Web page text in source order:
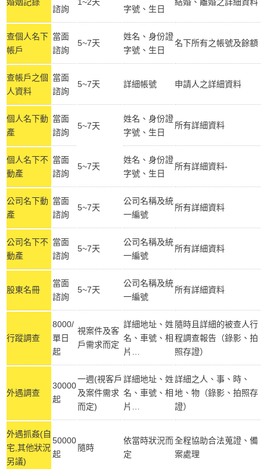
諮詢
字號、生日
查個人名下
帳戶
當面
諮詢
5~7天
姓名、身份證
字號、生日
名下所有之帳號及餘額
查帳戶之個
人資料
當面
諮詢
5~7天 詳細帳號 申請人之詳細資料
個人名下動
產
當面
諮詢
5~7天
姓名、身份證
字號、生日
所有詳細資料
個人名下不
動產
當面
諮詢
5~7天
姓名、身份證
字號、生日
所有詳細資料-
公司名下動
產
當面
諮詢
5~7天
公司名稱及統
一編號
所有詳細資料
公司名下不
動產
當面
諮詢
5~7天
公司名稱及統
一編號
所有詳細資料
股東名冊
當面
諮詢
5~7天
公司名稱及統
一編號
所有詳細資料
行蹤調查
8000/
單日
起
視案件及客
戶需求而定
詳細地址、姓
名、車號、相
片…
隨時且詳細的被查人行
程調查報告（錄影、拍
照存證）
外遇調查
30000
起
一週(視客戶
及案件需求
而定)
詳細地址、姓
名、車號、相
片…
詳細之人、事、時、
地、物（錄影、拍照存
證）
外遇抓姦(自
宅,其他狀況
另議)
50000
起
隨時
依當時狀況而
定
全程協助合法蒐證、備
案處理